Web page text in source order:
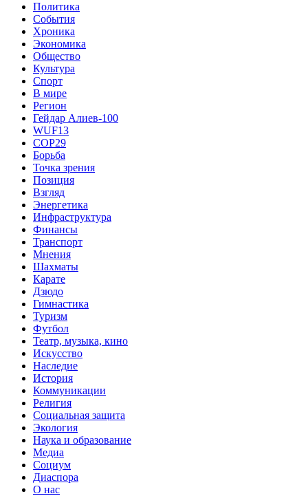
Политика
События
Хроника
Экономика
Общество
Культура
Спорт
В мире
Регион
Гейдар Алиев-100
WUF13
COP29
Борьба
Точка зрения
Позиция
Взгляд
Энергетика
Инфраструктура
Финансы
Транспорт
Мнения
Шахматы
Карате
Дзюдо
Гимнастика
Туризм
Футбол
Театр, музыка, кино
Искусство
Наследие
История
Коммуникации
Религия
Социальная защита
Экология
Наука и образование
Медиа
Социум
Диаспора
О нас